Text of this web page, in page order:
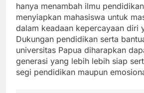
hanya menambah ilmu
menyiapkan mahasiswa untuk
dalam keadaan kepercayaan diri
Dukungan pendidikan serta
universitas Papua diharapkan
generasi yang lebih lebih siap
segi pendidikan maupun